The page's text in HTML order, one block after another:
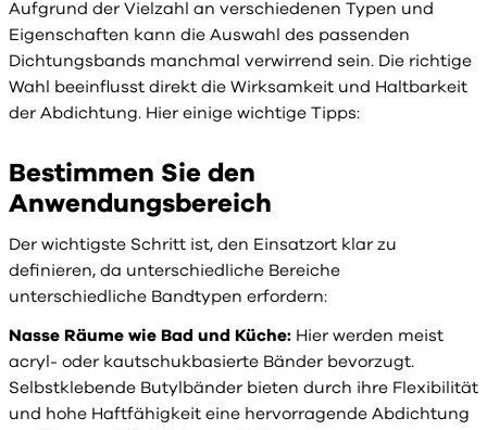
Aufgrund der Vielzahl an verschiedenen Typen und
Eigenschaften kann die Auswahl des passenden
Dichtungsbands manchmal verwirrend sein. Die richtige
Wahl beeinflusst direkt die Wirksamkeit und Haltbarkeit
der Abdichtung. Hier einige wichtige Tipps:
Bestimmen Sie den
Anwendungsbereich
Der wichtigste Schritt ist, den Einsatzort klar zu
definieren, da unterschiedliche Bereiche
unterschiedliche Bandtypen erfordern:
Nasse Räume wie Bad und Küche: Hier werden meist
acryl- oder kautschukbasierte Bänder bevorzugt.
Selbstklebende Butylbänder bieten durch ihre Flexibilität
und hohe Haftfähigkeit eine hervorragende Abdichtung